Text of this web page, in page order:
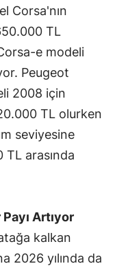
Ardahan
Iğdır
Yalova
Karabük
Kilis
Düzce
Corsa'nın
TL
e modeli
Peugeot
2008 için
TL olurken
seviyesine
arasında
Artıyor
kalkan
2026 yılında da